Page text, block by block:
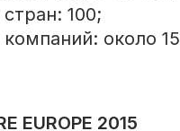
100;
около
EUROPE 2015